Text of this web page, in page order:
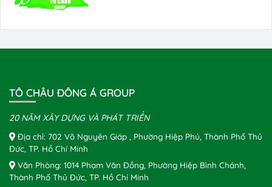
TÔ CHÂU ĐÔNG Á GROUP
20 NĂM XÂY DỰNG VÀ PHÁT TRIỂN
Địa chỉ: 702 Võ Nguyên Giáp , Phường Hiệp Phú, Thành Phố Thủ
Đức, TP. Hồ Chí Minh
Văn Phòng: 1014 Phạm Văn Đồng, Phường Hiệp Bình Chánh,
Thành Phố Thủ Đức, TP. Hồ Chí Minh